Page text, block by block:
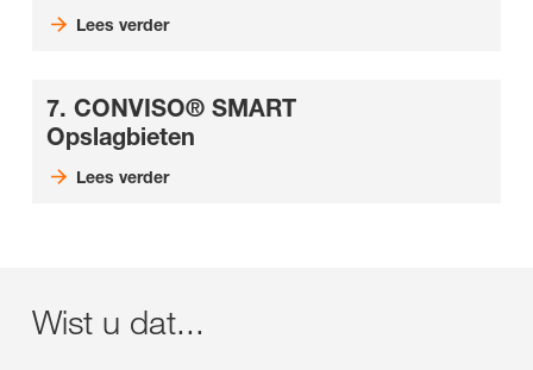
Lees verder
7. CONVISO® SMART
Opslagbieten
Lees verder
Wist u dat...